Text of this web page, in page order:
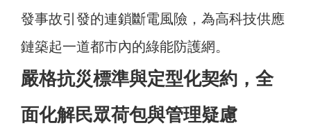
發事故引發的連鎖斷電風險，為高科技供應
鏈築起一道都市內的綠能防護網。
嚴格抗災標準與定型化契約，全
面化解民眾荷包與管理疑慮